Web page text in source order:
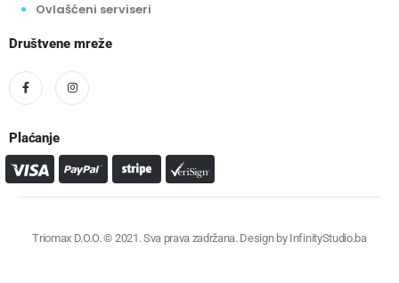
Ovlašćeni serviseri
Društvene mreže
Plaćanje
Triomax D.O.O. © 2021. Sva prava zadržana. Design by InfinityStudio.ba